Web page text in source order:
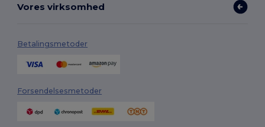
Vores virksomhed
Betalingsmetoder
Forsendelsesmetoder